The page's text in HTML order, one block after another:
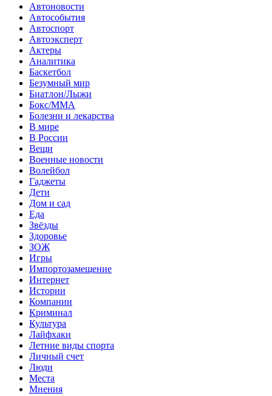
Автоновости
Автособытия
Автоспорт
Автоэксперт
Актеры
Аналитика
Баскетбол
Безумный мир
Биатлон/Лыжи
Бокс/MMA
Болезни и лекарства
В мире
В России
Вещи
Военные новости
Волейбол
Гаджеты
Дети
Дом и сад
Еда
Звёзды
Здоровье
ЗОЖ
Игры
Импортозамещение
Интернет
Истории
Компании
Криминал
Культура
Лайфхаки
Летние виды спорта
Личный счет
Люди
Места
Мнения